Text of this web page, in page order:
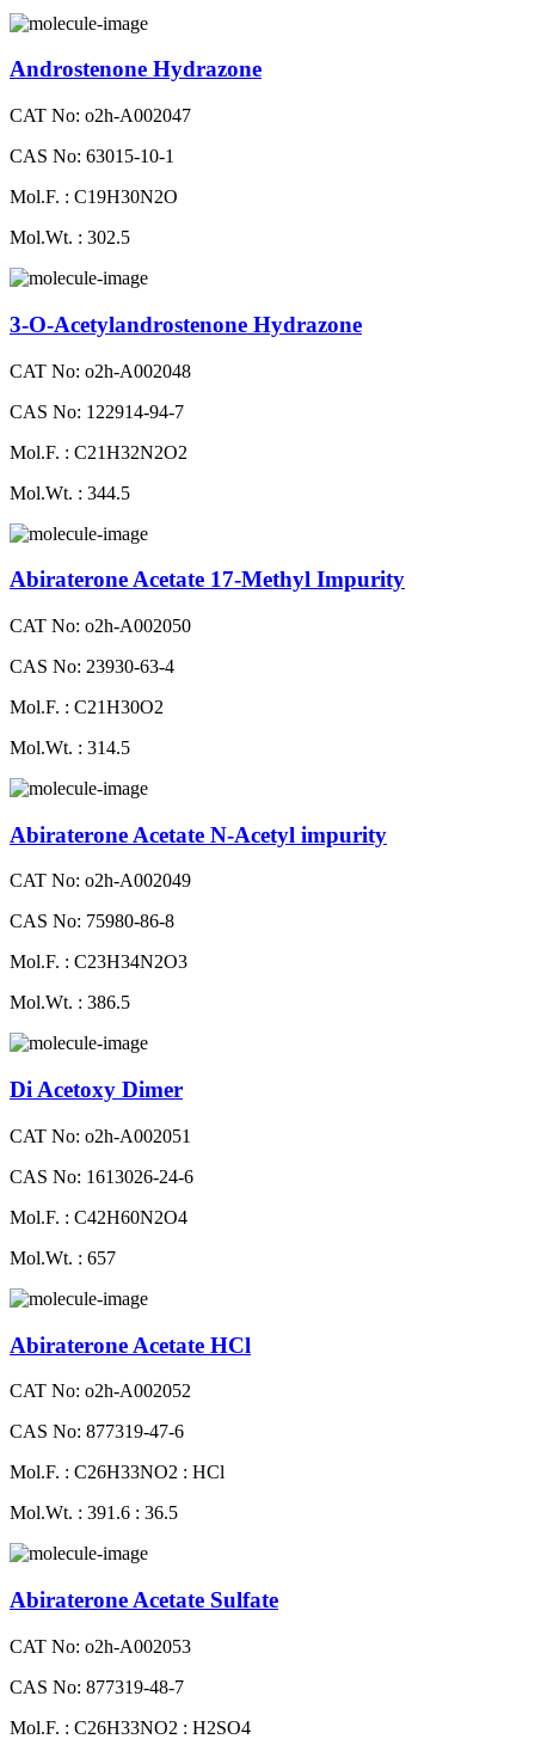
Androstenone Hydrazone
CAT No: o2h-A002047
CAS No: 63015-10-1
Mol.F. : C19H30N2O
Mol.Wt. : 302.5
3-O-Acetylandrostenone Hydrazone
CAT No: o2h-A002048
CAS No: 122914-94-7
Mol.F. : C21H32N2O2
Mol.Wt. : 344.5
Abiraterone Acetate 17-Methyl Impurity
CAT No: o2h-A002050
CAS No: 23930-63-4
Mol.F. : C21H30O2
Mol.Wt. : 314.5
Abiraterone Acetate N-Acetyl impurity
CAT No: o2h-A002049
CAS No: 75980-86-8
Mol.F. : C23H34N2O3
Mol.Wt. : 386.5
Di Acetoxy Dimer
CAT No: o2h-A002051
CAS No: 1613026-24-6
Mol.F. : C42H60N2O4
Mol.Wt. : 657
Abiraterone Acetate HCl
CAT No: o2h-A002052
CAS No: 877319-47-6
Mol.F. : C26H33NO2 : HCl
Mol.Wt. : 391.6 : 36.5
Abiraterone Acetate Sulfate
CAT No: o2h-A002053
CAS No: 877319-48-7
Mol.F. : C26H33NO2 : H2SO4